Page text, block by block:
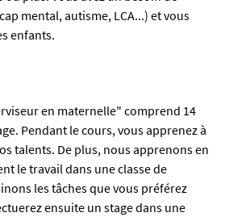
mental, autisme, LCA...) et vous
enfants.
en maternelle" comprend 14
Pendant le cours, vous apprenez à
talents. De plus, nous apprenons en
le travail dans une classe de
les tâches que vous préférez
ensuite un stage dans une